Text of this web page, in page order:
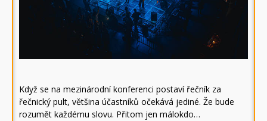
Když se na mezinárodní konferenci postaví řečník za
řečnický pult, většina účastníků očekává jediné. Že bude
rozumět každému slovu. Přitom jen málokdo…